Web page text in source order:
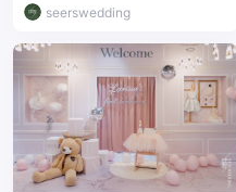
seerswedding